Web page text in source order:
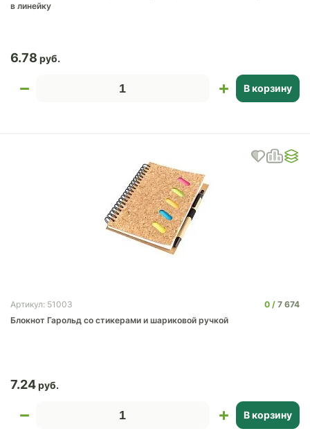
в линейку
6.78
В корзину
Артикул: 51003 0
7 674
Блокнот Гарольд со стикерами и шариковой ручкой
7.24
В корзину